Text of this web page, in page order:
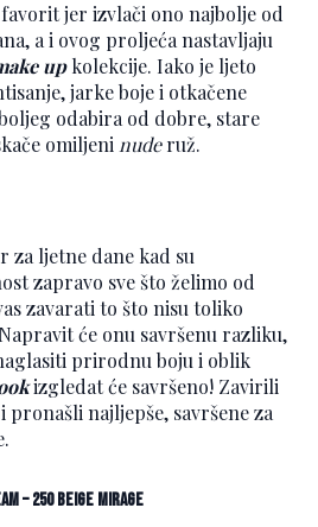
jer izvlači ono najbolje od
a i ovog proljeća nastavljaju
upkolekcije. Iako je ljeto
jarke boje i otkačene
odabira od dobre, stare
omiljeni nuderuž.
za ljetne dane kad su
zapravo sve što želimo od
zavarati to što nisu toliko
će onu savršenu razliku,
prirodnu boju i oblik
izgledat će savršeno! Zavirili
pronašli najljepše, savršene za
– 250 Beige Mirage